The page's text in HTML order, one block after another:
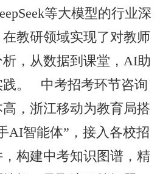
等大模型的行业深
教研领域实现了对教师
，从数据到课堂，AI助
践。 中考招考环节咨询
，浙江移动为教育局搭
AI智能体”，接入各校招
构建中考知识图谱，精